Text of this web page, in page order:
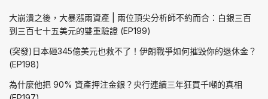
大崩潰之後，大暴漲兩資產 | 兩位頂尖分析師不約而合：白銀三百
到三百七十五美元的雙重驗證 (EP199)
(突發)日本砸345億美元也救不了！伊朗戰爭如何摧毀你的退休金？
(EP198)
為什麼他把 90% 資產押注金銀？央行連續三年狂買千噸的真相